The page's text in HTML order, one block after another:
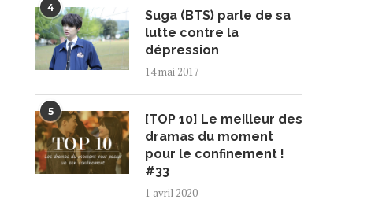
4
Suga (BTS) parle de sa
lutte contre la
dépression
14 mai 2017
5
[TOP 10] Le meilleur des
dramas du moment
pour le confinement !
#33
1 avril 2020